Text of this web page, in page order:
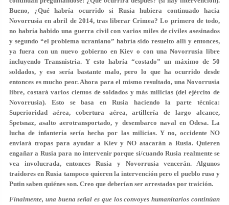
Bueno, ¿Qué habría ocurrido si Rusia hubiera continuado hacia
Novorrusia en abril de 2014, tras liberar Crimea? Lo primero de todo,
no habría habido una guerra civil con varios miles de civiles asesinados
y segundo “el problema ucraniano” habría sido resuelto allí y entonces,
ya fuera con un nuevo gobierno en Kiev o con una Novorrusia libre
incluyendo Transnistria. Y esto habría “costado” un máximo de 50
soldados, y eso sería bastante malo, pero lo que ha ocurrido desde
entonces es mucho peor. Ahora para el mismo resultado, una Novorrusia
libre, costará varios cientos de soldados y más milicias (del ejército de
Novorrusia). Esto se basa en Rusia haciendo la parte técnica:
Superioridad aérea, cobertura aérea, artillería de largo alcance,
Spetsnaz, asalto aerotransportado, y desembarco naval en Odesa. La
lucha de infantería sería hecha por las milicias. Y no, occidente NO
enviará tropas para ayudar a Kiev y NO atacarán a Rusia. Quieren
engañar a Rusia para no intervenir porque si/cuando Rusia realmente se
vea involucrada, entonces Rusia y Novorrusia vencerán. Algunos
traidores en Rusia tampoco quieren la intervención pero el pueblo ruso y
Putin saben quiénes son. Creo que deberían ser arrestados por traición.
Finalmente, una buena señal es que los convoyes humanitarios continúan